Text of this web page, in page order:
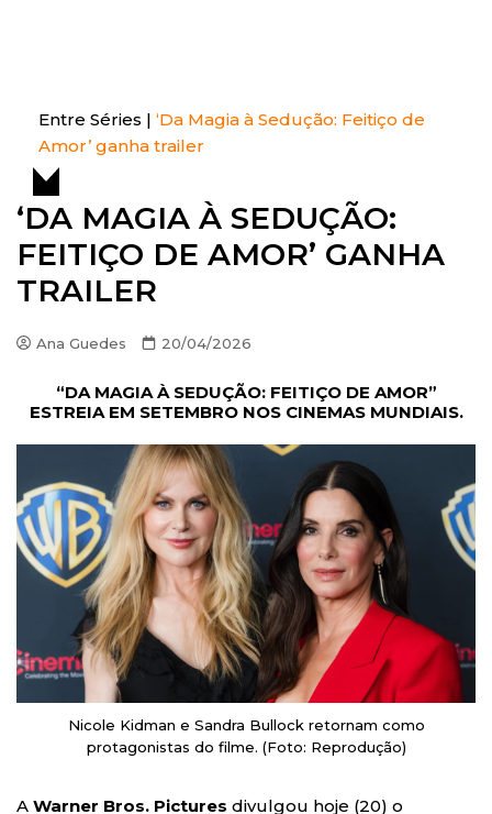
Entre Séries | ‘Da Magia à Sedução: Feitiço de
Amor’ ganha trailer
‘DA MAGIA À SEDUÇÃO:
FEITIÇO DE AMOR’ GANHA
TRAILER
Ana Guedes 20/04/2026
“DA MAGIA À SEDUÇÃO: FEITIÇO DE AMOR”
ESTREIA EM SETEMBRO NOS CINEMAS MUNDIAIS.
Nicole Kidman e Sandra Bullock retornam como
protagonistas do filme. (Foto: Reprodução)
A Warner Bros. Pictures divulgou hoje (20) o